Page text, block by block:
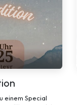
einem Special